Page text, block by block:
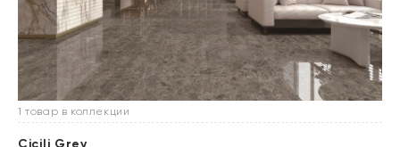
1 товар в коллекции